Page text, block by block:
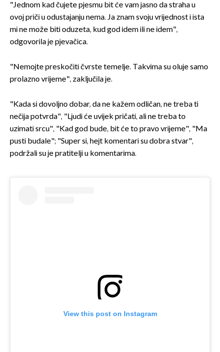
"Jednom kad čujete pjesmu bit će vam jasno da straha u
ovoj priči u odustajanju nema. Ja znam svoju vrijednost i ista
mi ne može biti oduzeta, kud god idem ili ne idem",
odgovorila je pjevačica.
"Nemojte preskočiti čvrste temelje. Takvima su oluje samo
prolazno vrijeme", zaključila je.
"Kada si dovoljno dobar, da ne kažem odličan, ne treba ti
nečija potvrda", "Ljudi će uvijek pričati, ali ne treba to
uzimati srcu", "Kad god bude, bit će to pravo vrijeme", "Ma
pusti budale"; "Super si, hejt komentari su dobra stvar",
podržali su je pratitelji u komentarima.
View this post on Instagram